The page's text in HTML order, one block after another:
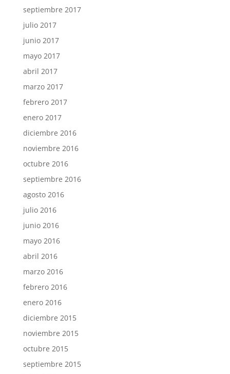
septiembre 2017
julio 2017
junio 2017
mayo 2017
abril 2017
marzo 2017
febrero 2017
enero 2017
diciembre 2016
noviembre 2016
octubre 2016
septiembre 2016
agosto 2016
julio 2016
junio 2016
mayo 2016
abril 2016
marzo 2016
febrero 2016
enero 2016
diciembre 2015
noviembre 2015
octubre 2015
septiembre 2015